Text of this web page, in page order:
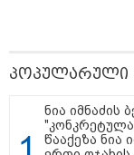
17:32 / 09-08-2026
ამბობს 26
პოპულარული
ნია იმნაძის
წააქეზა ნია